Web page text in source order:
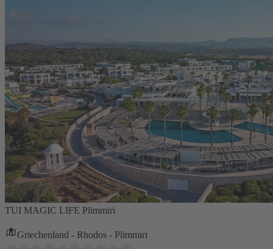
TUI MAGIC LIFE Plimmiri
Griechenland - Rhodos - Plimmiri